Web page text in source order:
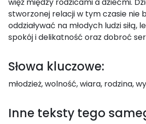
stworzonej relacji w tym czasie nie
oddziaływać na młodych ludzi siłą,
spokój i delikatność oraz dobroć
Słowa kluczowe:
młodzież, wolność, wiara, rodzina,
Inne teksty tego